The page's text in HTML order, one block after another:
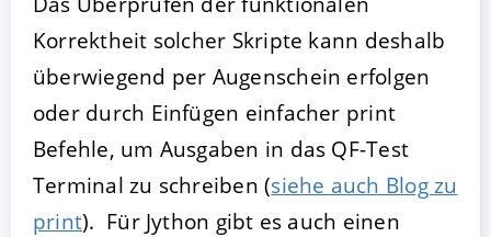
Korrektheit solcher Skripte kann deshalb
überwiegend per Augenschein erfolgen
oder durch Einfügen einfacher print
Befehle, um Ausgaben in das QF-Test
Terminal zu schreiben (siehe auch Blog zu
print). Für Jython gibt es auch einen